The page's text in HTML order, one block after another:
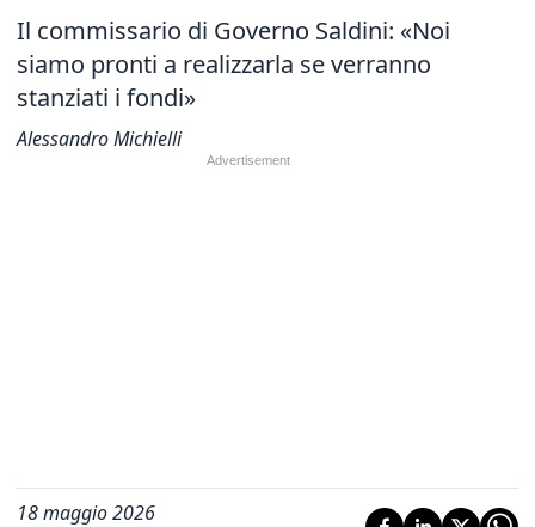
Il commissario di Governo Saldini: «Noi
siamo pronti a realizzarla se verranno
stanziati i fondi»
Alessandro Michielli
18 maggio 2026